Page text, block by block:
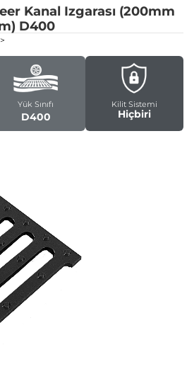
Kanal Izgarası (200mm
D400
>
Yük Sınıfı
D400
Kilit Sistemi
Hiçbiri